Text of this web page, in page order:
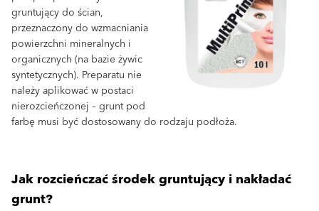
gruntujący do ścian,
przeznaczony do wzmacniania
powierzchni mineralnych i
organicznych (na bazie żywic
syntetycznych). Preparatu nie
należy aplikować w postaci
nierozcieńczonej – grunt pod
farbę musi być dostosowany do rodzaju podłoża.
Jak rozcieńczać środek gruntujący i nakładać
grunt?